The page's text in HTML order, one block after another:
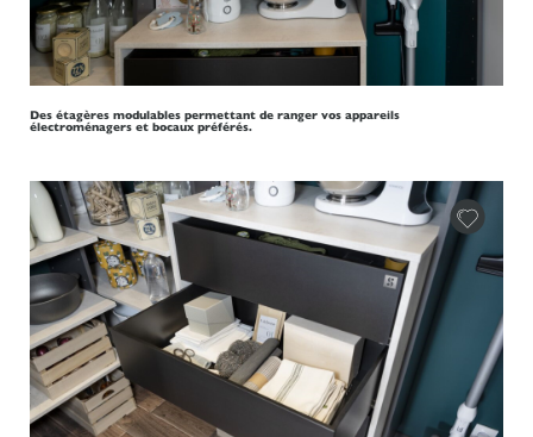
Des étagères modulables permettant de ranger vos appareils
électroménagers et bocaux préférés.